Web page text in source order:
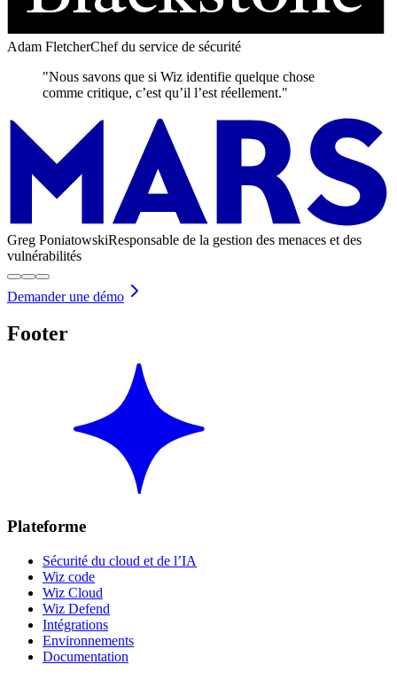
Adam FletcherChef du service de sécurité
"Nous savons que si Wiz identifie quelque chose
comme critique, c’est qu’il l’est réellement."
Greg PoniatowskiResponsable de la gestion des menaces et des
vulnérabilités
Demander une démo
Footer
Plateforme
Sécurité du cloud et de l’IA
Wiz code
Wiz Cloud
Wiz Defend
Intégrations
Environnements
Documentation